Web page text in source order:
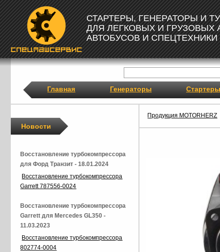
СТАРТЕРЫ, ГЕНЕРАТОРЫ И
ДЛЯ ЛЕГКОВЫХ И ГРУЗОВЫХ
АВТОБУСОВ И СПЕЦТЕХНИКИ
Главная Генераторы Стартеры
Продукция MOTORHERZ
Новости
Восстановление турбокомпрессора
для Форд Транзит - 18.01.2024
Восстановление турбокомпрессора
Garrett 787556-0024
Восстановление турбокомпрессора
Garrett для Mercedes GL350 -
11.03.2023
Восстановление турбокомпрессора
802774-0004